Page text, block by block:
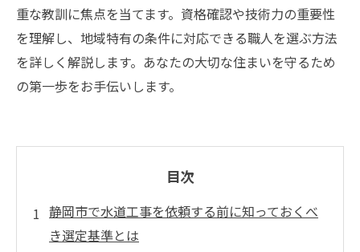
重な教訓に焦点を当てます。資格確認や技術力の重要性
を理解し、地域特有の条件に対応できる職人を選ぶ方法
を詳しく解説します。あなたの大切な住まいを守るため
の第一歩をお手伝いします。
目次
静岡市で水道工事を依頼する前に知っておくべ
き選定基準とは